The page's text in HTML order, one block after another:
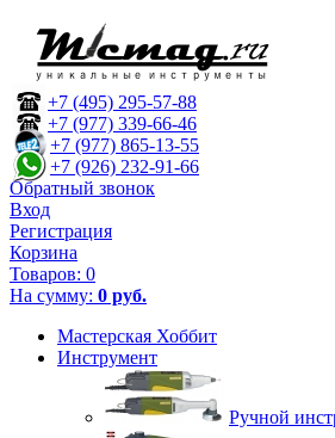
+7 (495) 295-57-88
+7 (977) 339-66-46
+7 (977) 865-13-55
+7 (926) 232-91-66
Обратный звонок
Вход
Регистрация
Корзина
Товаров: 0
На сумму: 0 руб.
Мастерская Хоббит
Инструмент
Ручной